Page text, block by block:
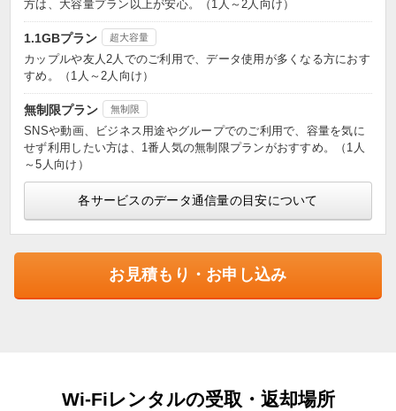
方は、大容量プラン以上が安心。（1人～2人向け）
1.1GBプラン 超大容量
カップルや友人2人でのご利用で、データ使用が多くなる方におす
すめ。（1人～2人向け）
無制限プラン 無制限
SNSや動画、ビジネス用途やグループでのご利用で、容量を気に
せず利用したい方は、1番人気の無制限プランがおすすめ。（1人
～5人向け）
各サービスのデータ通信量の目安について
お見積もり・お申し込み
Wi-Fiレンタルの受取・返却場所